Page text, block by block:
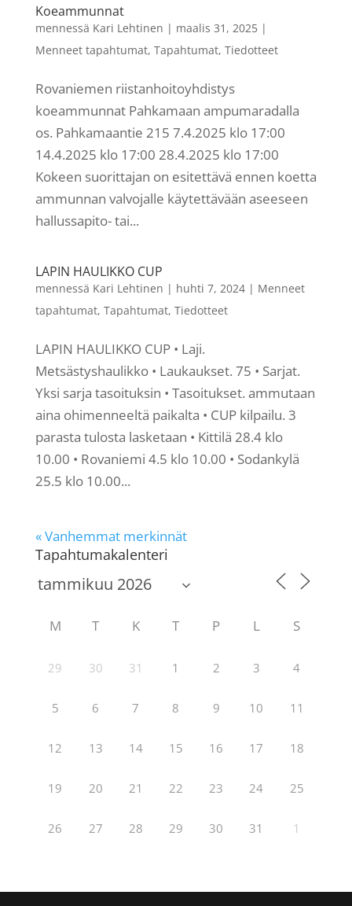
Koeammunnat
mennessä Kari Lehtinen | maalis 31, 2025|
Menneet tapahtumat, Tapahtumat, Tiedotteet
Rovaniemen riistanhoitoyhdistys
koeammunnat Pahkamaan ampumaradalla
os. Pahkamaantie 215 7.4.2025 klo 17:00
14.4.2025 klo 17:00 28.4.2025 klo 17:00
Kokeen suorittajan on esitettävä ennen koetta
ammunnan valvojalle käytettävään aseeseen
hallussapito- tai...
LAPIN HAULIKKO CUP
mennessä Kari Lehtinen | huhti 7, 2024| Menneet
tapahtumat, Tapahtumat, Tiedotteet
LAPIN HAULIKKO CUP • Laji.
Metsästyshaulikko • Laukaukset. 75 • Sarjat.
Yksi sarja tasoituksin • Tasoitukset. ammutaan
aina ohimenneeltä paikalta • CUP kilpailu. 3
parasta tulosta lasketaan • Kittilä 28.4 klo
10.00 • Rovaniemi 4.5 klo 10.00 • Sodankylä
25.5 klo 10.00...
« Vanhemmat merkinnät
Tapahtumakalenteri
M T K T P L S
29 30 31 1 2 3 4
5 6 7 8 9 10 11
12 13 14 15 16 17 18
19 20 21 22 23 24 25
26 27 28 29 30 31 1